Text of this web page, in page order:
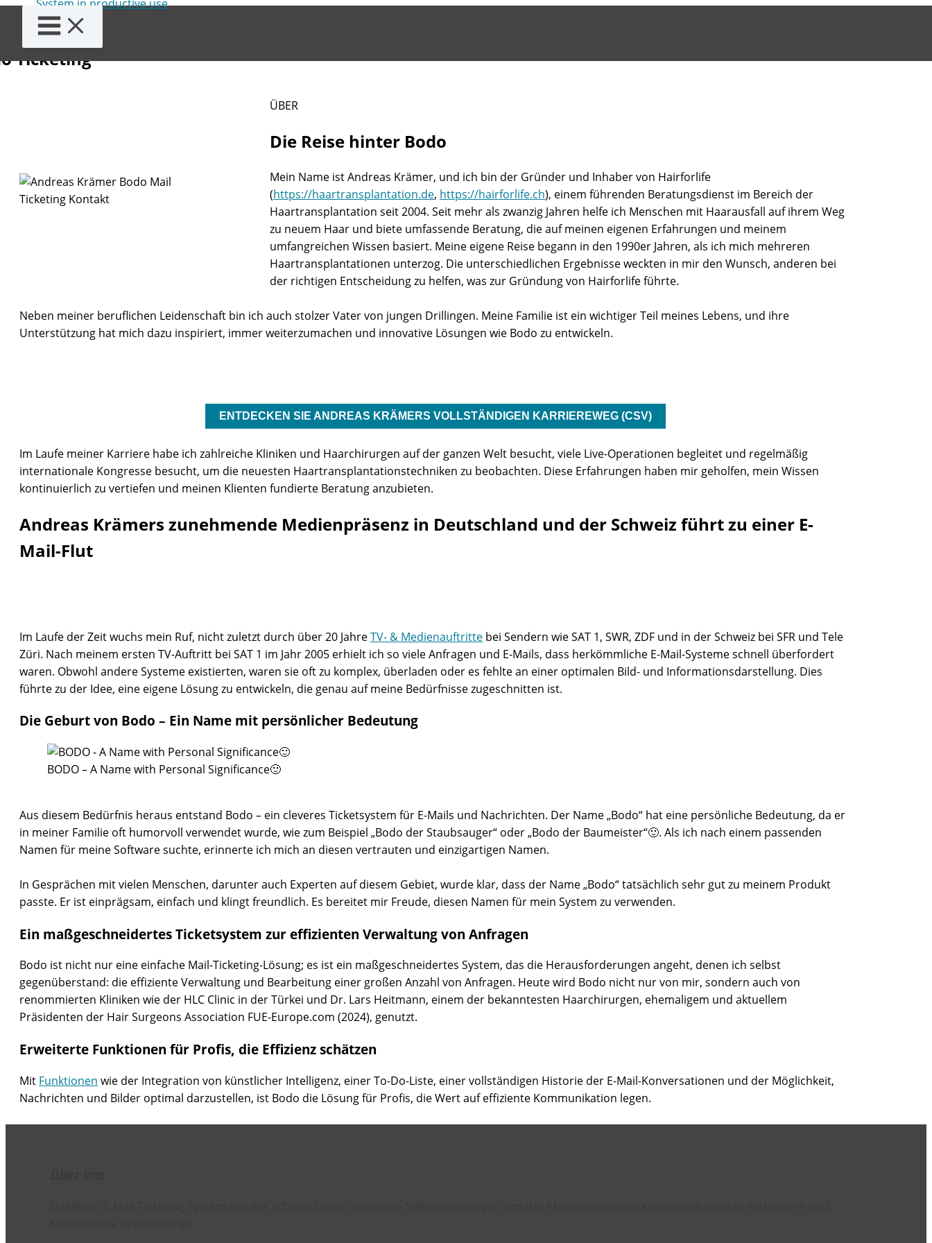
springen
Andreas Krämer und
Ticketing
ÜBER
Die Reise hinter Bodo
Mein Name ist Andreas Krämer, und ich bin der Gründer und Inhaber von Hairforlife
(https://haartransplantation.de, https://hairforlife.ch), einem führenden Beratungsdienst im Bereich der
Haartransplantation seit 2004. Seit mehr als zwanzig Jahren helfe ich Menschen mit Haarausfall auf ihrem Weg
zu neuem Haar und biete umfassende Beratung, die auf meinen eigenen Erfahrungen und meinem
umfangreichen Wissen basiert. Meine eigene Reise begann in den 1990er Jahren, als ich mich mehreren
Haartransplantationen unterzog. Die unterschiedlichen Ergebnisse weckten in mir den Wunsch, anderen bei
der richtigen Entscheidung zu helfen, was zur Gründung von Hairforlife führte.
Neben meiner beruflichen Leidenschaft bin ich auch stolzer Vater von jungen Drillingen. Meine Familie ist ein wichtiger Teil meines Lebens, und ihre
Unterstützung hat mich dazu inspiriert, immer weiterzumachen und innovative Lösungen wie Bodo zu entwickeln.
ENTDECKEN SIE ANDREAS KRÄMERS VOLLSTÄNDIGEN KARRIEREWEG (CSV)
Im Laufe meiner Karriere habe ich zahlreiche Kliniken und Haarchirurgen auf der ganzen Welt besucht, viele Live-Operationen begleitet und regelmäßig
internationale Kongresse besucht, um die neuesten Haartransplantationstechniken zu beobachten. Diese Erfahrungen haben mir geholfen, mein Wissen
kontinuierlich zu vertiefen und meinen Klienten fundierte Beratung anzubieten.
Andreas Krämers zunehmende Medienpräsenz in Deutschland und der Schweiz führt zu einer E-
Mail-Flut
Im Laufe der Zeit wuchs mein Ruf, nicht zuletzt durch über 20 JahreTV- & Medienauftritte bei Sendern wie SAT 1, SWR, ZDF und in der Schweiz bei SFR und Tele
Züri. Nach meinem ersten TV-Auftritt bei SAT 1 im Jahr 2005 erhielt ich so viele Anfragen und E-Mails, dass herkömmliche E-Mail-Systeme schnell überfordert
waren. Obwohl andere Systeme existierten, waren sie oft zu komplex, überladen oder es fehlte an einer optimalen Bild- und Informationsdarstellung. Dies
führte zu der Idee, eine eigene Lösung zu entwickeln, die genau auf meine Bedürfnisse zugeschnitten ist.
Die Geburt von Bodo – Ein Name mit persönlicher Bedeutung
BODO – A Name with Personal Significance🙂
Aus diesem Bedürfnis heraus entstand Bodo – ein cleveres Ticketsystem für E-Mails und Nachrichten. Der Name „Bodo“ hat eine persönliche Bedeutung, da er
in meiner Familie oft humorvoll verwendet wurde, wie zum Beispiel „Bodo der Staubsauger“ oder „Bodo der Baumeister“🙂. Als ich nach einem passenden
Namen für meine Software suchte, erinnerte ich mich an diesen vertrauten und einzigartigen Namen.
In Gesprächen mit vielen Menschen, darunter auch Experten auf diesem Gebiet, wurde klar, dass der Name „Bodo“ tatsächlich sehr gut zu meinem Produkt
passte. Er ist einprägsam, einfach und klingt freundlich. Es bereitet mir Freude, diesen Namen für mein System zu verwenden.
Ein maßgeschneidertes Ticketsystem zur effizienten Verwaltung von Anfragen
Bodo ist nicht nur eine einfache Mail-Ticketing-Lösung; es ist ein maßgeschneidertes System, das die Herausforderungen angeht, denen ich selbst
gegenüberstand: die effiziente Verwaltung und Bearbeitung einer großen Anzahl von Anfragen. Heute wird Bodo nicht nur von mir, sondern auch von
renommierten Kliniken wie der HLC Clinic in der Türkei und Dr. Lars Heitmann, einem der bekanntesten Haarchirurgen, ehemaligem und aktuellem
Präsidenten der Hair Surgeons Association FUE-Europe.com (2024), genutzt.
Erweiterte Funktionen für Profis, die Effizienz schätzen
Mit Funktionen wie der Integration von künstlicher Intelligenz, einer To-Do-Liste, einer vollständigen Historie der E-Mail-Konversationen und der Möglichkeit,
Nachrichten und Bilder optimal darzustellen, ist Bodo die Lösung für Profis, die Wert auf effiziente Kommunikation legen.